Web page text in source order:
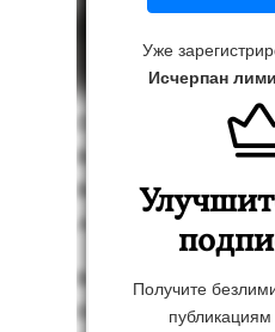
Уже
Исчерпан
Получите
публикациям
Пом­ни­те как
Вне ти­шины
Встре­тились не
А ос­ти­ем ра­пир.
Встре­тились лёд и
Но улыб­нулся мир,